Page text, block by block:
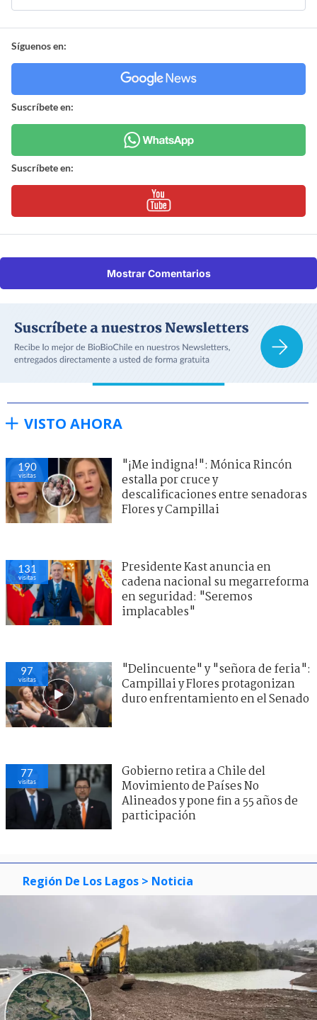
Síguenos en:
Suscríbete en:
Suscríbete en:
Mostrar Comentarios
VISTO AHORA
190
visitas
"¡Me indigna!": Mónica Rincón
estalla por cruce y
descalificaciones entre senadoras
Flores y Campillai
131
visitas
Presidente Kast anuncia en
cadena nacional su megarreforma
en seguridad: "Seremos
implacables"
97
visitas
"Delincuente" y "señora de feria":
Campillai y Flores protagonizan
duro enfrentamiento en el Senado
77
visitas
Gobierno retira a Chile del
Movimiento de Países No
Alineados y pone fin a 55 años de
participación
Región De Los Lagos > Noticia